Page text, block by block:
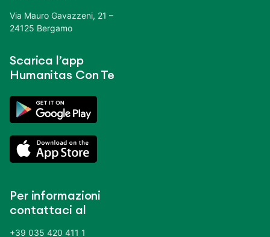
Via Mauro Gavazzeni, 21 –
24125 Bergamo
Scarica l’app
Humanitas Con Te
Per informazioni
contattaci al
+39 035 420 411 1